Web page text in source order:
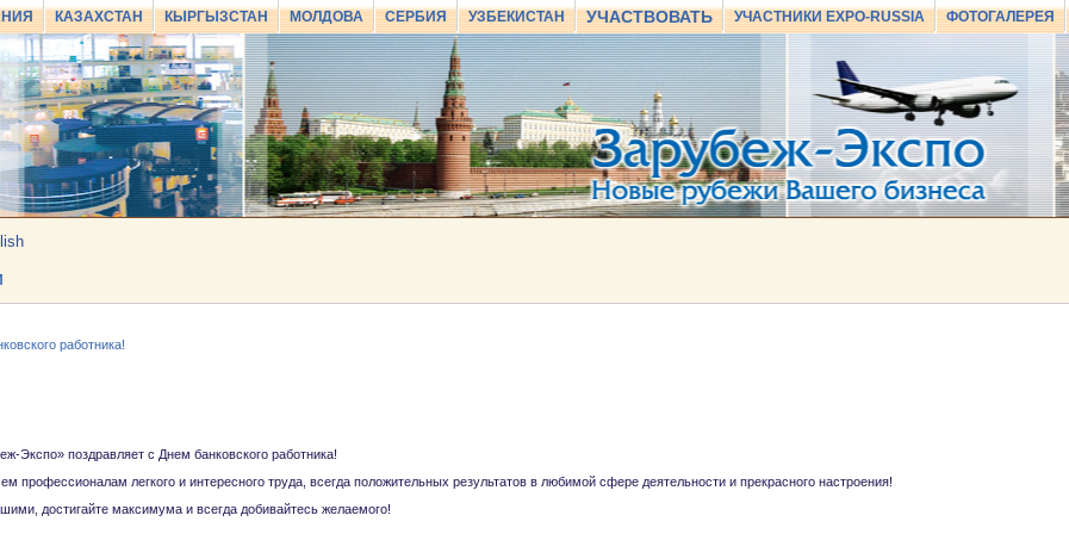
КАЗАХСТАН КЫРГЫЗСТАН МОЛДОВА СЕРБИЯ УЗБЕКИСТАН УЧАСТВОВАТЬ УЧАСТНИКИ EXPO-RUSSIA ФОТОГАЛЕРЕЯ
работника!
Экспо» поздравляет с Днем банковского работника!
профессионалам легкого и интересного труда, всегда положительных результатов в любимой сфере деятельности и прекрасного настроения!
достигайте максимума и всегда добивайтесь желаемого!